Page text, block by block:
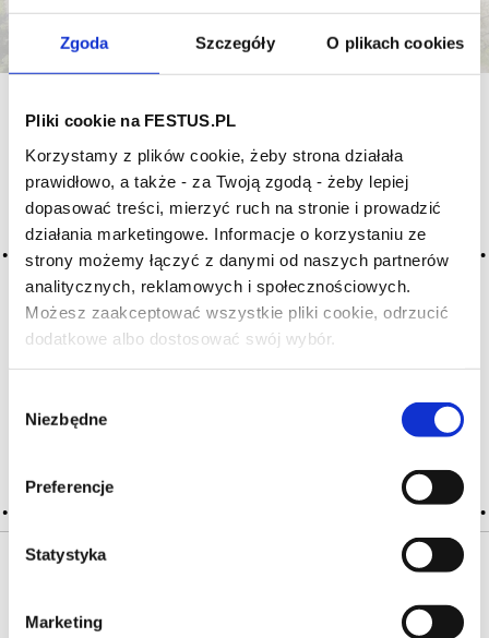
Zgoda Szczegóły O plikach cookies
Pliki cookie na FESTUS.PL
Korzystamy z plików cookie, żeby strona działała
prawidłowo, a także - za Twoją zgodą - żeby lepiej
dopasować treści, mierzyć ruch na stronie i prowadzić
działania marketingowe. Informacje o korzystaniu ze
strony możemy łączyć z danymi od naszych partnerów
analitycznych, reklamowych i społecznościowych.
Możesz zaakceptować wszystkie pliki cookie, odrzucić
dodatkowe albo dostosować swój wybór.
zgody
Niezbędne
Preferencje
Statystyka
Marketing
Czy masz ukończone 18 lat?
Archiwum wpisów tagu: pate
d'amandes
marcepan
2016-05-10
aromat i smak czasami występujący w młodych szampanach
i chenin blanc; pojawia się także w wielu innych białych